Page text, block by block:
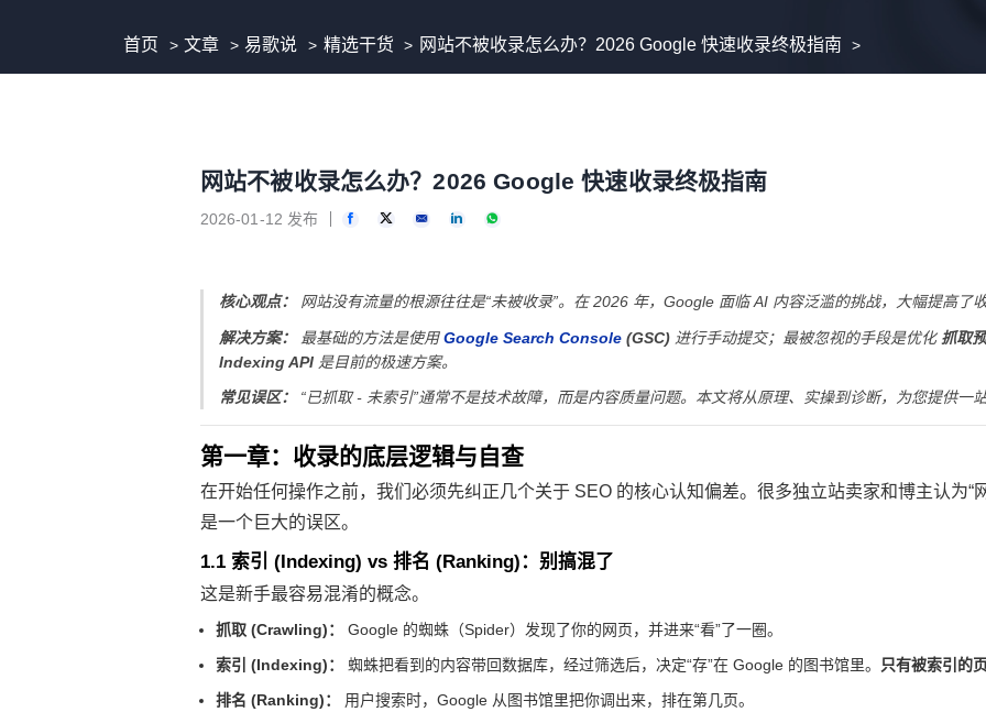
首页 文章 易歌说 精选干货 网站不被收录怎么办？2026 Google 快速收录终极指南
网站不被收录怎么办？2026 Google 快速收录终极指南
2026-01-12 发布
核心观点： 网站没有流量的根源往往是“未被收录”。在 2026 年，Google 面临 AI 内容泛滥的挑战，大幅提高了收
解决方案： 最基础的方法是使用Google Search Console(GSC)进行手动提交；最被忽视的手段是优化 抓取
Indexing API是目前的极速方案。
常见误区： “已抓取 - 未索引”通常不是技术故障，而是内容质量问题。本文将从原理、实操到诊断，为您提供一站
第一章：收录的底层逻辑与自查
在开始任何操作之前，我们必须先纠正几个关于 SEO 的核心认知偏差。很多独立站卖家和博主认为“
是一个巨大的误区。
1.1 索引 (Indexing) vs 排名 (Ranking)：别搞混了
这是新手最容易混淆的概念。
抓取 (Crawling)：
Google 的蜘蛛（Spider）发现了你的网页，并进来“看”了一圈。
索引 (Indexing)：
蜘蛛把看到的内容带回数据库，经过筛选后，决定“存”在 Google 的图书馆里。
只有被索引的
排名 (Ranking)：
用户搜索时，Google 从图书馆里把你调出来，排在第几页。